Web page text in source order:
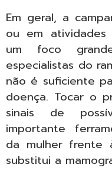
Em geral, a
ou em
um foco
especialistas do
não é suficiente
doença. Tocar o
sinais de
importante
da mulher frente
substitui a